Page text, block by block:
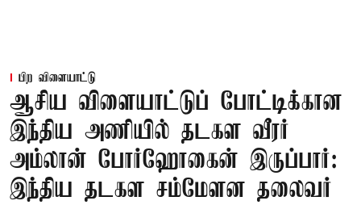
பிற விளையாட்டு
ஆசிய விளையாட்டுப் போட்டிக்கான
இந்திய அணியில் தடகள வீரர்
அம்லான் போர்ஹோகைன் இருப்பார்:
இந்திய தடகள சம்மேளன தலைவர்